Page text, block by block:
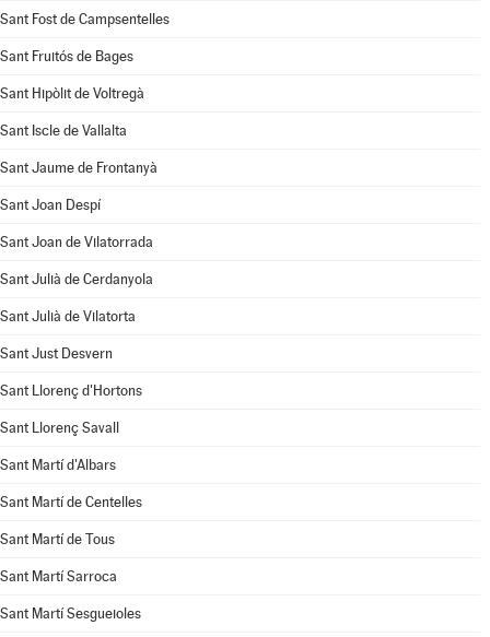
Sant Fost de Campsentelles
Sant Fruitós de Bages
Sant Hipòlit de Voltregà
Sant Iscle de Vallalta
Sant Jaume de Frontanyà
Sant Joan Despí
Sant Joan de Vilatorrada
Sant Julià de Cerdanyola
Sant Julià de Vilatorta
Sant Just Desvern
Sant Llorenç d'Hortons
Sant Llorenç Savall
Sant Martí d'Albars
Sant Martí de Centelles
Sant Martí de Tous
Sant Martí Sarroca
Sant Martí Sesgueioles